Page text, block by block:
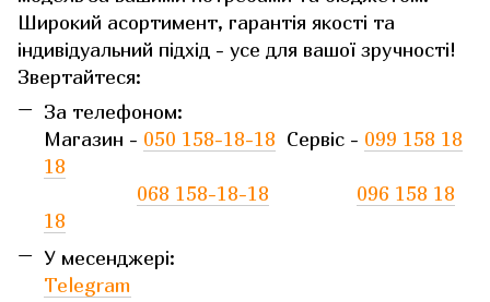
Широкий асортимент, гарантія якості та
індивідуальний підхід - усе для вашої зручності!
Звертайтеся:
За телефоном:
Магазин - 050 158-18-18 Сервіс - 099 158 18
18
068 158-18-18
096 158 18
18
У месенджері:
Telegram